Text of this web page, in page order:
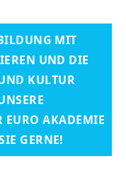
MIT
UND DIE
KULTUR
AKADEMIE
GERNE!